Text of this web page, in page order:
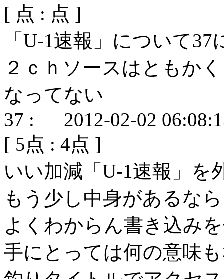
[ 点 : 点 ]
「U-1速報」について37
２ｃｈソースはともか
なってない
37 :
2012-02-02
[ 5点 : 4点 ]
いい加減「U-1速報」を
もう少し中身があるな
よくわからん書き込み
手にとっては何の意味